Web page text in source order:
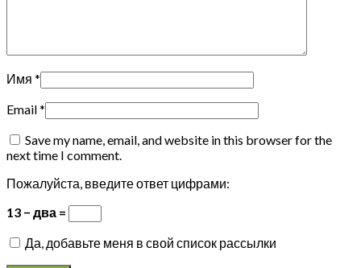
Имя *
Email*
Save my name, email, and website in this browser for the
next time I comment.
Пожалуйста, введите ответ цифрами:
13 − два =
Да, добавьте меня в свой список рассылки